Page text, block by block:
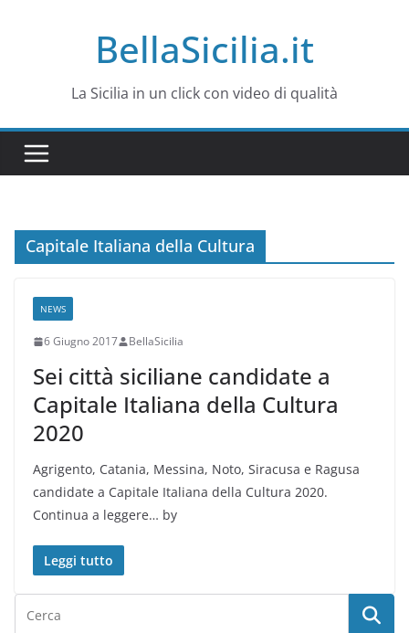
BellaSicilia.it
La Sicilia in un click con video di qualità
Capitale Italiana della Cultura
NEWS
6 Giugno 2017 BellaSicilia
Sei città siciliane candidate a
Capitale Italiana della Cultura
2020
Agrigento, Catania, Messina, Noto, Siracusa e Ragusa
candidate a Capitale Italiana della Cultura 2020.
Continua a leggere… by
Leggi tutto